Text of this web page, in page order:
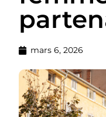
mars 6, 2026